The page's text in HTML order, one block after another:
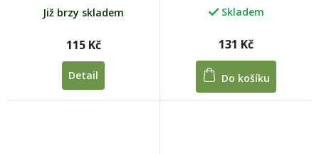
Již brzy skladem
115 Kč
Detail
Skladem
131 Kč
Do košíku